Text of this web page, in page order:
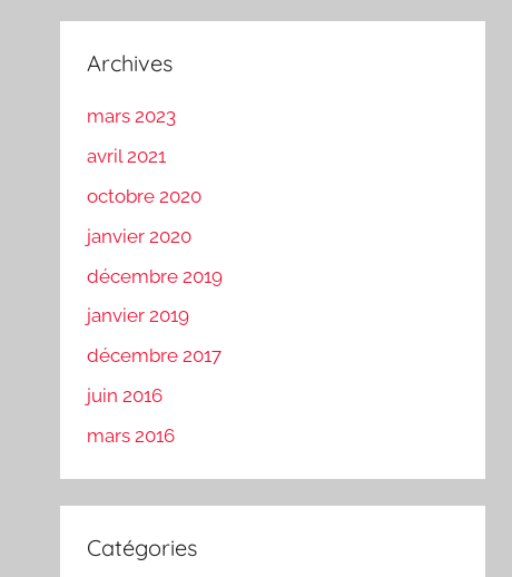
Archives
mars 2023
avril 2021
octobre 2020
janvier 2020
décembre 2019
janvier 2019
décembre 2017
juin 2016
mars 2016
Catégories